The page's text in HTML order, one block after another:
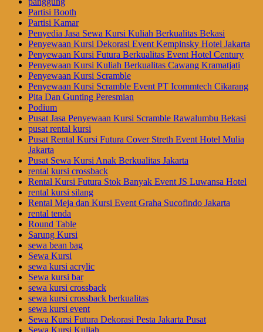
Partisi Booth
Partisi Kamar
Penyedia Jasa Sewa Kursi Kuliah Berkualitas Bekasi
Penyewaan Kursi Dekorasi Event Kempinsky Hotel Jakarta
Penyewaan Kursi Futura Berkualitas Event Hotel Century
Penyewaan Kursi Kuliah Berkualitas Cawang Kramatjati
Penyewaan Kursi Scramble
Penyewaan Kursi Scramble Event PT Icommtech Cikarang
Pita Dan Gunting Peresmian
Podium
Pusat Jasa Penyewaan Kursi Scramble Rawalumbu Bekasi
pusat rental kursi
Pusat Rental Kursi Futura Cover Streth Event Hotel Mulia
Jakarta
Pusat Sewa Kursi Anak Berkualitas Jakarta
rental kursi crossback
Rental Kursi Futura Stok Banyak Event JS Luwansa Hotel
rental kursi silang
Rental Meja dan Kursi Event Graha Sucofindo Jakarta
rental tenda
Round Table
Sarung Kursi
sewa bean bag
Sewa Kursi
sewa kursi acrylic
Sewa kursi bar
sewa kursi crossback
sewa kursi crossback berkualitas
sewa kursi event
Sewa Kursi Futura Dekorasi Pesta Jakarta Pusat